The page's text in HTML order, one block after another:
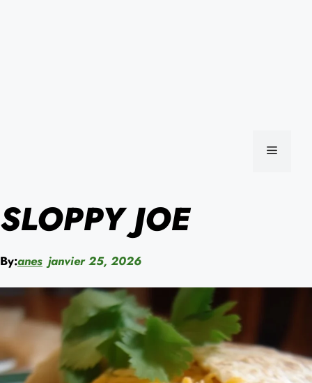
MENU
SLOPPY JOE
By:anes janvier 25, 2026